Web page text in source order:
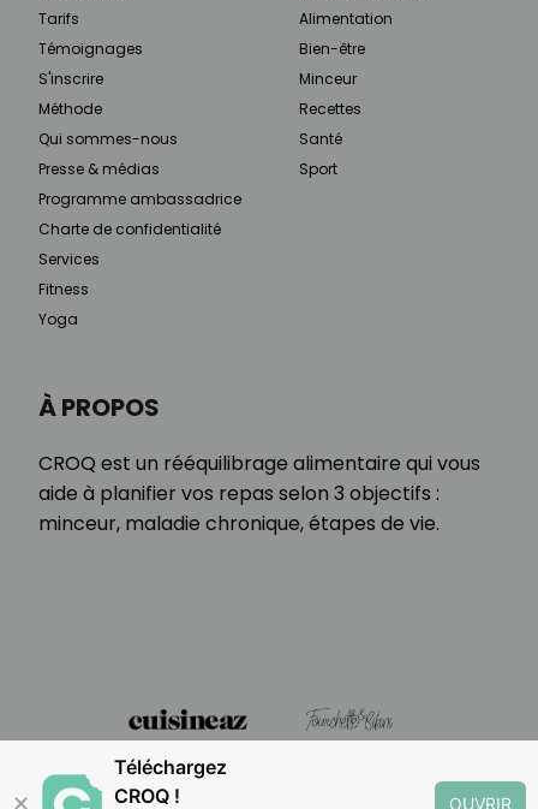
À PROPOS
CROQ est un rééquilibrage alimentaire qui vous
aide à planifier vos repas selon 3 objectifs :
minceur, maladie chronique, étapes de vie.
Tarifs
Témoignages
S'inscrire
Méthode
Qui sommes-nous
Presse & médias
Programme ambassadrice
Charte de confidentialité
Services
Fitness
Yoga
Alimentation
Bien-être
Minceur
Recettes
Santé
Sport
✕
Téléchargez
CROQ !
OUVRIR